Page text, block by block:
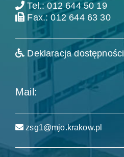
Tel.: 012 644 50 19
Fax.: 012 644 63 30
Deklaracja dostępności
Mail:
zsg1@mjo.krakow.pl